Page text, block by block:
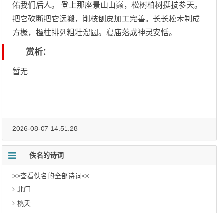
佑我们后人。 登上那座景山山巅，松树柏树挺拔参天。
把它砍断把它远搬，削枝刨皮加工完善。长长松木制成
方椽，楹柱排列粗壮溜圆。寝庙落成神灵安恬。
赏析：
暂无
2026-08-07 14:51:28
佚名的诗词
>>查看佚名的全部诗词<<
北门
桃夭